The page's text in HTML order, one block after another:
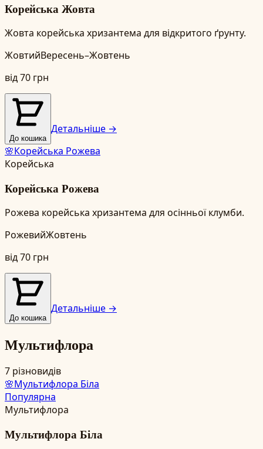
Корейська Жовта
Жовта корейська хризантема для відкритого ґрунту.
ЖовтийВересень–Жовтень
від70 грн
До кошика
Детальніше →
🌸Корейська Рожева
Корейська
Корейська Рожева
Рожева корейська хризантема для осінньої клумби.
РожевийЖовтень
від70 грн
До кошика
Детальніше →
Мультифлора
7 різновидів
🌸Мультифлора Біла
Популярна
Мультифлора
Мультифлора Біла